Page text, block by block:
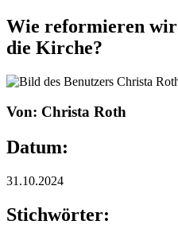
Wie reformieren wir
die Kirche?
Von: Christa Roth
Datum:
31.10.2024
Stichwörter: